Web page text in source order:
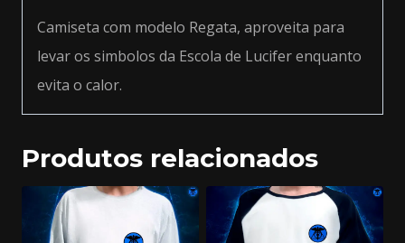
Camiseta com modelo Regata, aproveita para
levar os simbolos da Escola de Lucifer enquanto
evita o calor.
Produtos relacionados